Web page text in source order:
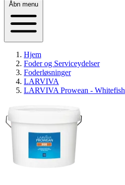
Åbn menu
Hjem
Foder og Serviceydelser
Foderløsninger
LARVIVA
LARVIVA Prowean - Whitefish